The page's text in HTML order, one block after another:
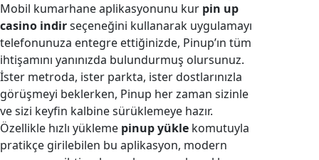
Mobil kumarhane aplikasyonunu kur pin up
casino indirseçeneğini kullanarak uygulamayı
telefonunuza entegre ettiğinizde, Pinup’ın tüm
ihtişamını yanınızda bulundurmuş olursunuz.
İster metroda, ister parkta, ister dostlarınızla
görüşmeyi beklerken, Pinup her zaman sizinle
ve sizi keyfin kalbine sürüklemeye hazır.
Özellikle hızlı yükleme pinup yükle komutuyla
pratikçe girilebilen bu aplikasyon, modern